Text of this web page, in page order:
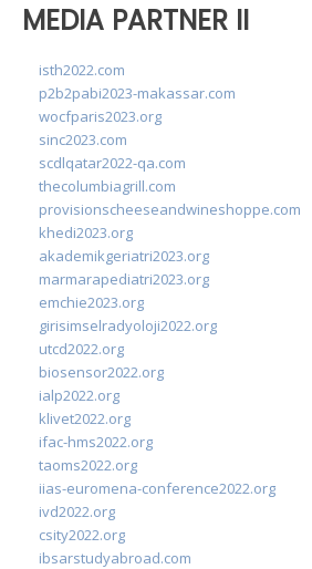
MEDIA PARTNER II
isth2022.com
p2b2pabi2023-makassar.com
wocfparis2023.org
sinc2023.com
scdlqatar2022-qa.com
thecolumbiagrill.com
provisionscheeseandwineshoppe.com
khedi2023.org
akademikgeriatri2023.org
marmarapediatri2023.org
emchie2023.org
girisimselradyoloji2022.org
utcd2022.org
biosensor2022.org
ialp2022.org
klivet2022.org
ifac-hms2022.org
taoms2022.org
iias-euromena-conference2022.org
ivd2022.org
csity2022.org
ibsarstudyabroad.com